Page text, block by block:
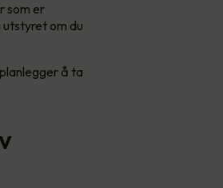
som er
om du
å ta